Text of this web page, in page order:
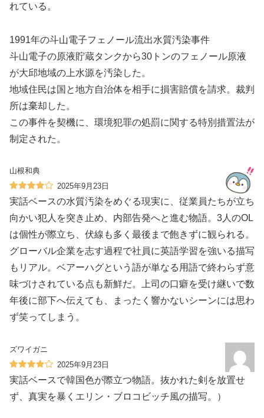
れている。
1991年の斗山電子フェノール流出水質汚染事件
斗山電子の原液貯蔵タンクから30トンのフェノール原液
が大邱地域の上水源を汚染した。
地域住民は国と地方自治体を相手に損害賠償を請求。裁判
所は棄却した。
この事件を契機に、環境犯罪の処罰に関する特別措置法が
制定された。
山根和典
2025年9月23日
実話ベースの水質汚染をめぐる現実に、従業員たちが立ち
向かい犯人を突き止め、内部告発へと進む物語。3人のOL
は個性が際立ち、伏線も多く最後まで飽きずに観られる。
グローバル企業を志す過程で社員に英語学習を強いる描写
もリアル。ベアーハグという語が単なる用語で終わらず意
味づけされている点も新鮮だ。上司の口癖を受け継いで数
年後に部下へ伝えても、まったく響かないシーンには思わ
ず笑ってしまう。
ズワイガニ
2025年9月23日
実話ベースで韓国色が際立つ物語。抜かれた剣を放置せ
ず、真実を暴くエリン・ブロコビッチ風の描写。）